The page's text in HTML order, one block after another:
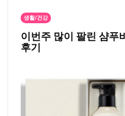
생활/건강
이번주 많이 팔린 ​샴푸
후기